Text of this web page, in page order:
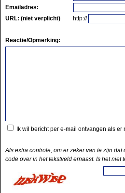
Emailadres:
URL: (niet verplicht)
http://
Reactie/Opmerking:
Ik wil bericht per e-mail ontvangen als
Als extra controle, om er zeker van te zijn
code over in het tekstveld ernaast. Is het niet